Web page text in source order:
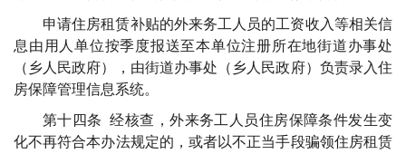
申请住房租赁补贴的外来务工人员的工资收入等相关信
息由用人单位按季度报送至本单位注册所在地街道办事处
（乡人民政府），由街道办事处（乡人民政府）负责录入住
房保障管理信息系统。
第十四条 经核查，外来务工人员住房保障条件发生变
化不再符合本办法规定的，或者以不正当手段骗领住房租赁